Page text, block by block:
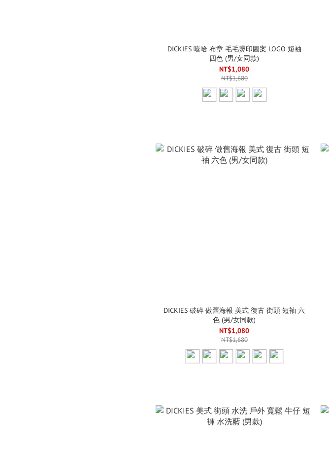
DICKIES 嘻哈 布章 毛毛燙印圖案 LOGO 短袖
四色 (男/女同款)
NT$1,080
NT$1,680
DICKIES 破碎 做舊海報 美式 復古 街頭 短袖 六
色 (男/女同款)
NT$1,080
NT$1,680